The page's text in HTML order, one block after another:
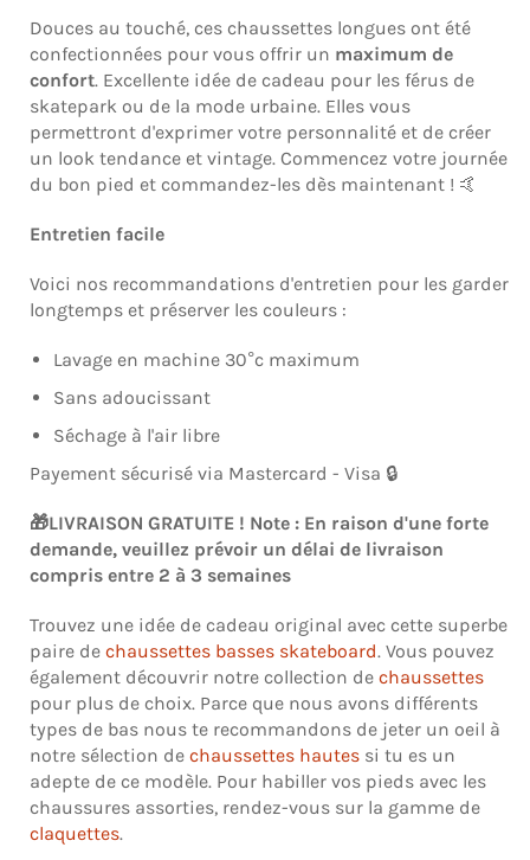
Douces au touché, ces chaussettes longues ont été
confectionnées pour vous offrir un maximum de
confort. Excellente idée de cadeau pour les férus de
skatepark ou de la mode urbaine. Elles vous
permettront d'exprimer votre personnalité et de créer
un look tendance et vintage. Commencez votre journée
du bon pied et commandez-les dès maintenant ! 🤙
Entretien facile
Voici nos recommandations d'entretien pour les garder
longtemps et préserver les couleurs :
Lavage en machine 30°c maximum
Sans adoucissant
Séchage à l'air libre
Payement sécurisé via Mastercard - Visa 🔒
🎁LIVRAISON GRATUITE ! Note : En raison d'une forte
demande, veuillez prévoir un délai de livraison
compris entre 2 à 3 semaines
Trouvez une idée de cadeau original avec cette superbe
paire de chaussettes basses skateboard. Vous pouvez
également découvrir notre collection de chaussettes
pour plus de choix. Parce que nous avons différents
types de bas nous te recommandons de jeter un oeil à
notre sélection de chaussettes hautes si tu es un
adepte de ce modèle. Pour habiller vos pieds avec les
chaussures assorties, rendez-vous sur la gamme de
claquettes.